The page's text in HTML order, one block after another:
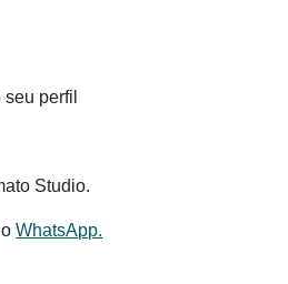
perfil
Studio.
WhatsApp.